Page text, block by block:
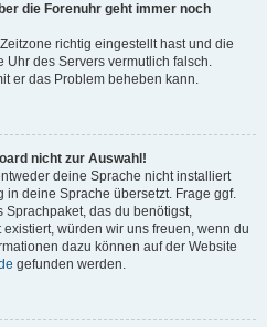
die Forenuhr geht immer noch
richtig eingestellt hast und die
Uhr des Servers vermutlich falsch.
er das Problem beheben kann.
nicht zur Auswahl!
deine Sprache nicht installiert
deine Sprache übersetzt. Frage ggf.
Sprachpaket, das du benötigst,
würden wir uns freuen, wenn du
dazu können auf der Website
gefunden werden.